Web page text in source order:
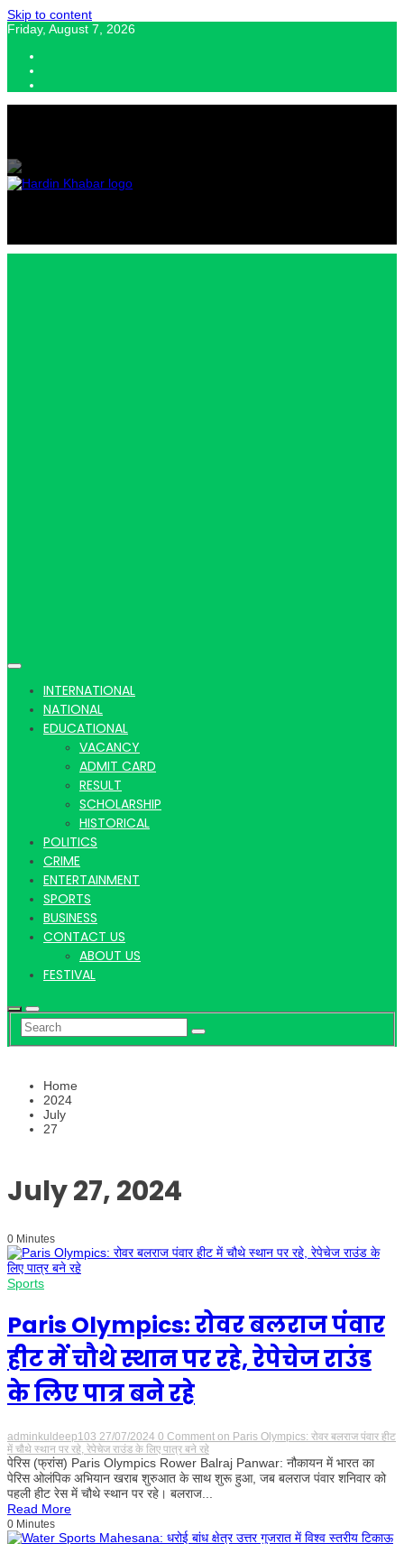
Skip to content
Friday, August 7, 2026
Latest
Hindi
News
INTERNATIONAL
NATIONAL
EDUCATIONAL
VACANCY
ADMIT CARD
RESULT
SCHOLARSHIP
HISTORICAL
POLITICS
CRIME
ENTERTAINMENT
SPORTS
BUSINESS
CONTACT US
ABOUT US
FESTIVAL
Home
2024
July
27
July 27, 2024
0 Minutes
Sports
Paris Olympics: रोवर बलराज पंवार
हीट में चौथे स्थान पर रहे, रेपेचेज राउंड
के लिए पात्र बने रहे
adminkuldeep103 27/07/2024 0 Comment on Paris Olympics: रोवर बलराज पंवार हीट
में चौथे स्थान पर रहे, रेपेचेज राउंड के लिए पात्र बने रहे
पेरिस (फ्रांस) Paris Olympics Rower Balraj Panwar: नौकायन में भारत का
पेरिस ओलंपिक अभियान खराब शुरुआत के साथ शुरू हुआ, जब बलराज पंवार शनिवार को
पहली हीट रेस में चौथे स्थान पर रहे। बलराज...
Read More
0 Minutes